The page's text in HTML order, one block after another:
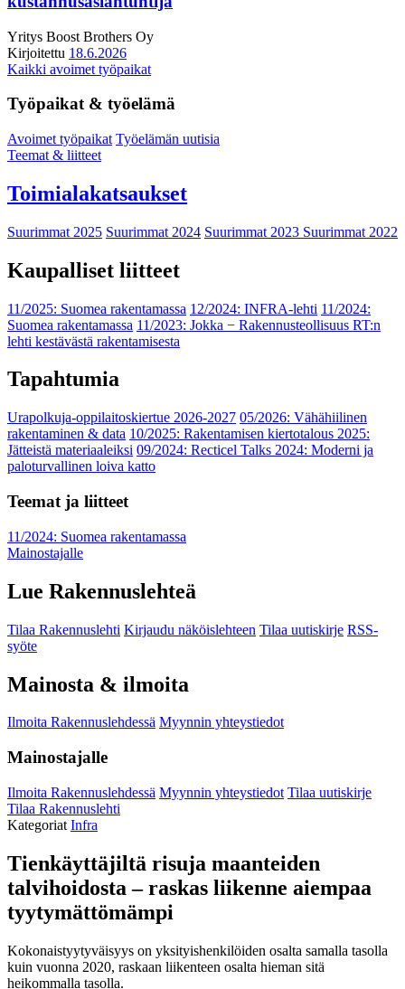
Yritys Boost Brothers Oy
Kirjoitettu 18.6.2026
Kaikki avoimet työpaikat
Työpaikat & työelämä
Avoimet työpaikat Työelämän uutisia
Teemat & liitteet
Toimialakatsaukset
Suurimmat 2025 Suurimmat 2024 Suurimmat 2023 Suurimmat 2022
Kaupalliset liitteet
11/2025: Suomea rakentamassa 12/2024: INFRA-lehti 11/2024:
Suomea rakentamassa 11/2023: Jokka − Rakennusteollisuus RT:n
lehti kestävästä rakentamisesta
Tapahtumia
Urapolkuja-oppilaitoskiertue 2026-2027 05/2026: Vähähiilinen
rakentaminen & data 10/2025: Rakentamisen kiertotalous 2025:
Jätteistä materiaaleiksi 09/2024: Recticel Talks 2024: Moderni ja
paloturvallinen loiva katto
Teemat ja liitteet
11/2024: Suomea rakentamassa
Mainostajalle
Lue Rakennuslehteä
Tilaa Rakennuslehti Kirjaudu näköislehteen Tilaa uutiskirje RSS-
syöte
Mainosta & ilmoita
Ilmoita Rakennuslehdessä Myynnin yhteystiedot
Mainostajalle
Ilmoita Rakennuslehdessä Myynnin yhteystiedot Tilaa uutiskirje
Tilaa Rakennuslehti
Kategoriat Infra
Tienkäyttäjiltä risuja maanteiden
talvihoidosta – raskas liikenne aiempaa
tyytymättömämpi
Kokonaistyytyväisyys on yksityishenkilöiden osalta samalla tasolla
kuin vuonna 2020, raskaan liikenteen osalta hieman sitä
heikommalla tasolla.